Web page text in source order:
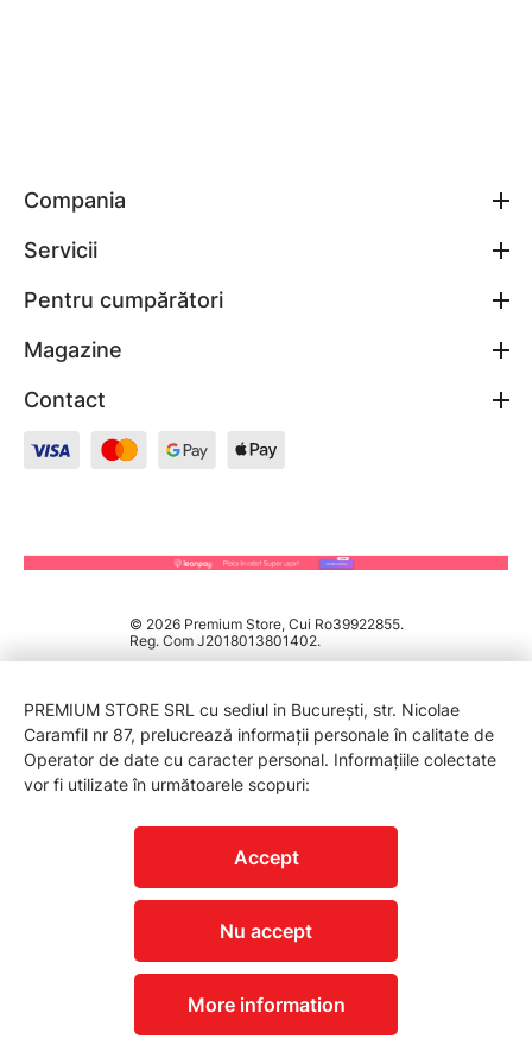
Compania
Servicii
Pentru cumpărători
Magazine
Contact
© 2026 Premium Store, Cui Ro39922855.
Reg. Com J2018013801402.
PREMIUM STORE SRL cu sediul in București, str. Nicolae
Caramfil nr 87, prelucrează informații personale în calitate de
Operator de date cu caracter personal. Informațiile colectate
vor fi utilizate în următoarele scopuri:
Accept
Nu accept
More information